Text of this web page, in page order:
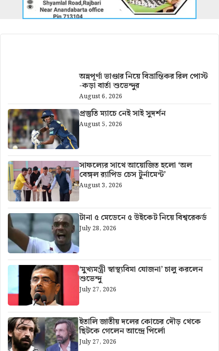
অন্নপূর্ণা ভাণ্ডার নিয়ে বিভ্রান্তিকর রিল পোস্ট
-কড়া বার্তা শুভেন্দুর
August 6, 2026
প্রস্তুতি ম্যাচে নেই সাই সুদর্শন
August 5, 2026
সাফল্যের সাথে আয়োজিত হলো ‘অল
বেঙ্গল র‍্যাপিড চেস টুর্নামেন্ট’
August 3, 2026
টানা ৫ মেডেনে ৫ উইকেট নিয়ে বিশ্বরেকর্ড
July 28, 2026
‘মুখ্যমন্ত্রী স্বাস্থ্যবিমা যোজনা’ চালু করলেন
শুভেন্দু
July 27, 2026
ইতালি জাতীয় দলের কোচের দৌড় থেকে
ছিটকে গেলেন আন্দ্রে পির্লো
July 27, 2026